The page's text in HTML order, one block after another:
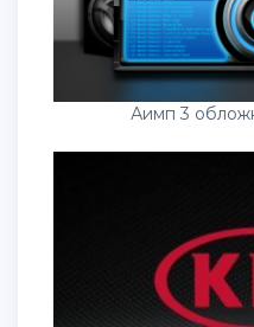
Аимп 3